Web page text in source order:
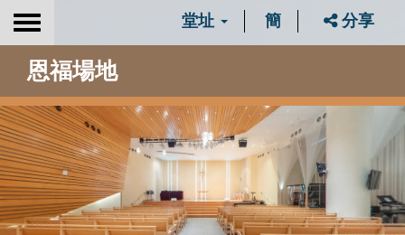
Toggle
堂址 簡 分享
恩福場地